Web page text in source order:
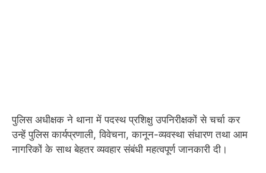
पुलिस अधीक्षक ने थाना में पदस्थ प्रशिक्षु उपनिरीक्षकों से चर्चा कर
उन्हें पुलिस कार्यप्रणाली, विवेचना, कानून-व्यवस्था संधारण तथा आम
नागरिकों के साथ बेहतर व्यवहार संबंधी महत्वपूर्ण जानकारी दी।